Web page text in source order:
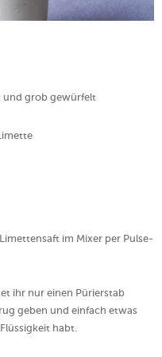
und grob gewürfelt
im Mixer per Pulse-
ihr nur einen Pürierstab
geben und einfach etwas
habt.